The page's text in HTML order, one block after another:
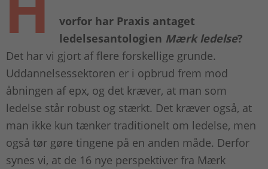
vorfor har Praxis antaget
ledelsesantologien Mærk ledelse?
Det har vi gjort af flere forskellige grunde.
Uddannelsessektoren er i opbrud frem mod
åbningen af epx, og det kræver, at man som
ledelse står robust og stærkt. Det kræver også, at
man ikke kun tænker traditionelt om ledelse, men
også tør gøre tingene på en anden måde. Derfor
synes vi, at de 16 nye perspektiver fra Mærk